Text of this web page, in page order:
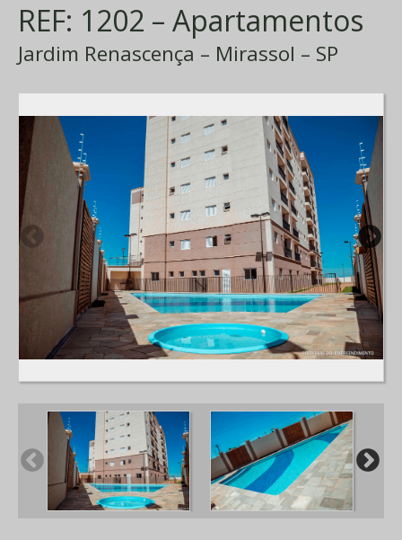
REF: 1202 – Apartamentos
Jardim Renascença – Mirassol – SP